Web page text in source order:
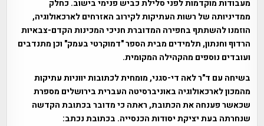
מעבודות מוקדמות לפני סלילת כביש פנימי בישוב. כחלק
ממדיניותה של רשות העתיקות לקירוב האזרחים לארכאולוגיה,
הוזמנו להשתתף בחפירה המדוברת חניכי המכינות הקדם-צבאיות
הרדוף וחנתון, תלמידים מבית הספר "דמוקרטי בעמק" וכן מתנדבים
ועובדים נוספים מהקהילה המקומית.
בשיחה עם ד"ר לאה די-סגני, מומחית לכתובות יווניות עתיקות
מהמכון לארכאולוגיה באוניברסיטה העברית בירושלים מספרת
שכאשר פענחה את הכתובת, ראתה כי מדובר בכתובת הקדשה
שנחרתה בעת יציקת יסודות הכנסייה. בכתובת נכתב: